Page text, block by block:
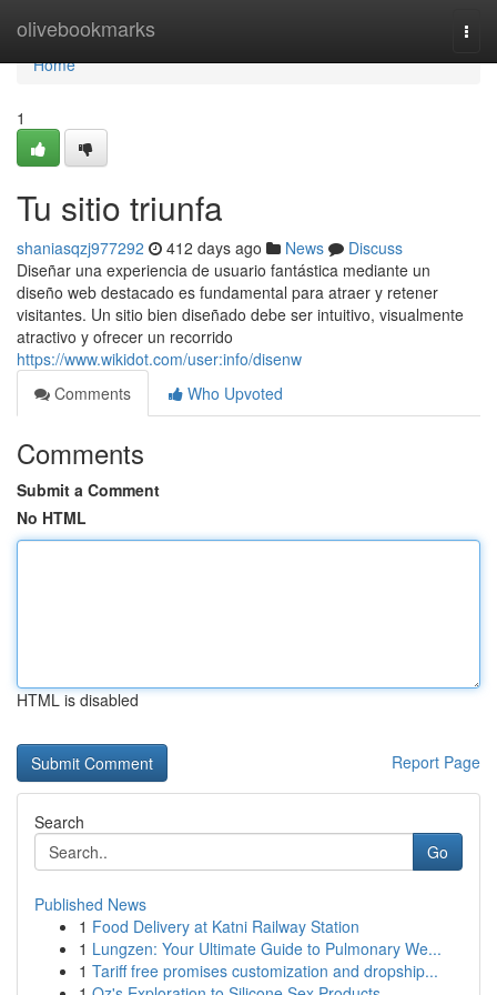
olivebookmarks
Home
Home
1
Tu sitio triunfa
shaniasqzj977292 412 days ago News
Discuss
Diseñar una experiencia de usuario fantástica mediante un
diseño web destacado es fundamental para atraer y retener
visitantes. Un sitio bien diseñado debe ser intuitivo, visualmente
atractivo y ofrecer un recorrido
https://www.wikidot.com/user:info/disenw
Comments
Who Upvoted
Comments
Submit a Comment
No HTML
HTML is disabled
Report Page
Search
Go
Published News
1 Food Delivery at Katni Railway Station
1 Lungzen: Your Ultimate Guide to Pulmonary We...
1 Tariff free promises customization and dropship...